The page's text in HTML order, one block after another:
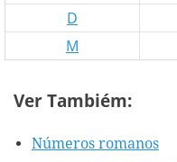
D
M
Ver Tambiém:
Números romanos